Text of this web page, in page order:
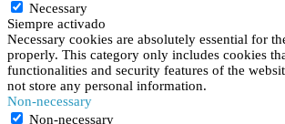
Necessary
Siempre activado
Necessary cookies are absolutely essential for
properly. This category only includes cookies
functionalities and security features of the
not store any personal information.
Non-necessary
Non-necessary